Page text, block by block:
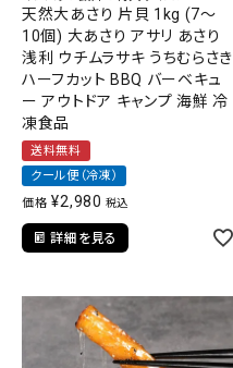
天然大あさり 片貝 1kg (7～
10個) 大あさり アサリ あさり
浅利 ウチムラサキ うちむらさき
ハーフカット BBQ バーベキュ
ー アウトドア キャンプ 海鮮 冷
凍食品
送料無料
クール便（冷凍）
価格 ¥2,980 税込
詳細を見る